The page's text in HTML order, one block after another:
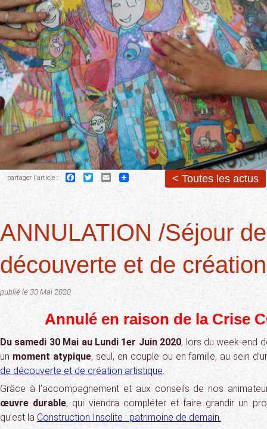
partager l'article : Facebook
TwitterEmail < Toutes les actus
ANNULATION /Séjour de
découverte et de
publié le 30 Mai 2020
Annulé en raison de la Crise
Du samedi 30 Mai au Lundi 1er Juin 2020, lors du week-end
un moment atypique, seul, en couple ou en famille, au sein
de découverte et de création artistique.
Grâce à l’accompagnement et aux conseils de nos
œuvre durable, qui viendra compléter et faire grandir un
qu’est la Construction Insolite : patrimoine de demain.